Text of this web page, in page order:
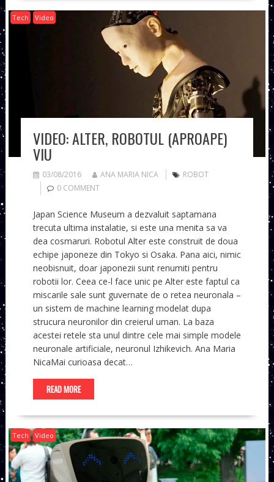
Tech Video
VIDEO: ALTER, ROBOTUL (APROAPE)
VIU
03/08/2016 ANA MARIA NICA
ROBOT
0 COMMENT
Japan Science Museum a dezvaluit saptamana
trecuta ultima instalatie, si este una menita sa va
dea cosmaruri. Robotul Alter este construit de doua
echipe japoneze din Tokyo si Osaka. Pana aici, nimic
neobisnuit, doar japonezii sunt renumiti pentru
robotii lor. Ceea ce-l face unic pe Alter este faptul ca
miscarile sale sunt guvernate de o retea neuronala –
un sistem de machine learning modelat dupa
strucura neuronilor din creierul uman. La baza
acestei retele sta unul dintre cele mai simple modele
neuronale artificiale, neuronul Izhikevich. Ana Maria
NicaMai curioasa decat…
READ MORE
Tech Video